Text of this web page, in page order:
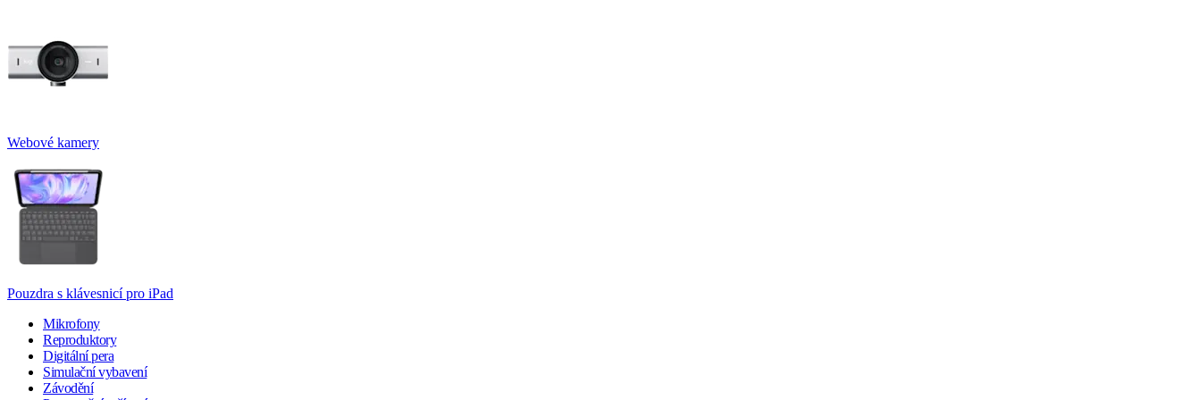
Webové kamery
Pouzdra s klávesnicí pro iPad
Mikrofony
Reproduktory
Digitální pera
Simulační vybavení
Závodění